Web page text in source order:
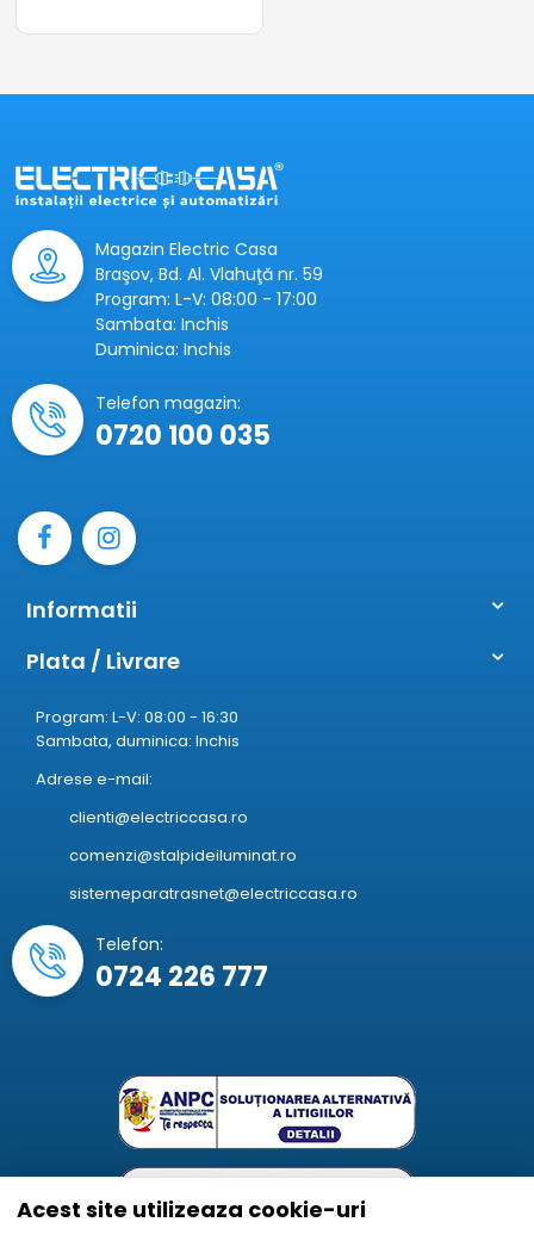
Magazin Electric Casa
Braşov, Bd. Al. Vlahuţă nr. 59
Program: L-V: 08:00 - 17:00
Sambata: Inchis
Duminica: Inchis
Telefon magazin:
0720 100 035
Informatii
Plata / Livrare
Program: L-V: 08:00 - 16:30
Sambata, duminica: Inchis
Adrese e-mail:
clienti@electriccasa.ro
comenzi@stalpideiluminat.ro
sistemeparatrasnet@electriccasa.ro
Telefon:
0724 226 777
Acest site utilizeaza cookie-uri